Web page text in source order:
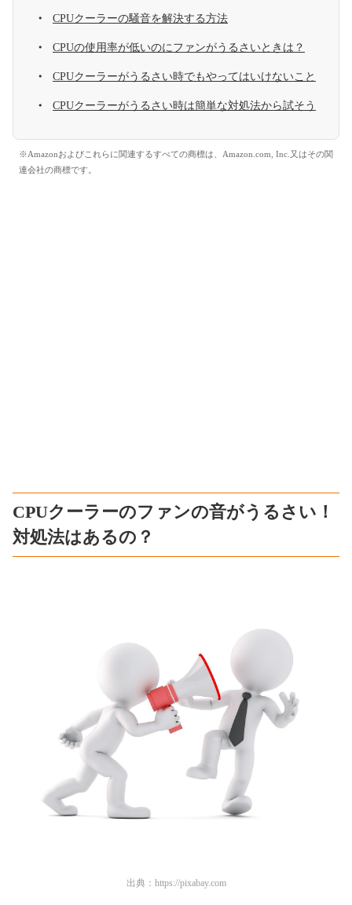
CPUクーラーの騒音を解決する方法
CPUの使用率が低いのにファンがうるさいときは？
CPUクーラーがうるさい時でもやってはいけないこと
CPUクーラーがうるさい時は簡単な対処法から試そう
※Amazonおよびこれらに関連するすべての商標は、Amazon.com, Inc.又はその関
連会社の商標です。
CPUクーラーのファンの音がうるさい！
対処法はあるの？
出典： https://pixabay.com